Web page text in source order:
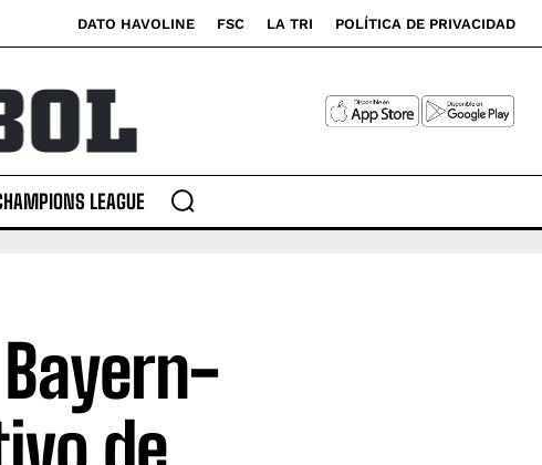
DATO HAVOLINE FSC LA TRI POLÍTICA DE PRIVACIDAD
LEAGUE